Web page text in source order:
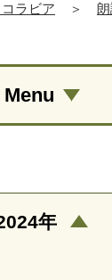
ラビア ＞
Menu
年